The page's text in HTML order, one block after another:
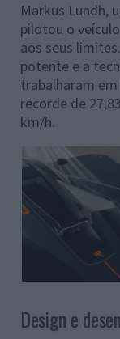
Markus Lundh,
pilotou o
aos seus
potente e a
trabalharam
recorde de
km/h.
Design e